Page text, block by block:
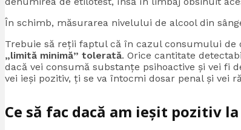
În schimb, măsurarea nivelului de alcool din
Trebuie să reții faptul că în cazul consumului
„limită minimă” tolerată. Orice cantitate
dacă vei consumă substanțe psihoactive și vei fi
vei ieși pozitiv, ți se va întocmi dosar penal și vei
Ce să fac dacă am ieșit pozitiv